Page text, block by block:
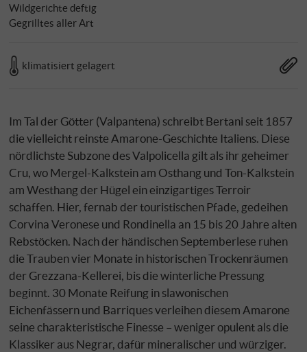
Wildgerichte deftig
Gegrilltes aller Art
klimatisiert gelagert
Im Tal der Götter (Valpantena) schreibt Bertani seit 1857
die vielleicht reinste Amarone-Geschichte Italiens. Diese
nördlichste Subzone des Valpolicella gilt als ihr geheimer
Cru, wo Mergel-Kalkstein am Osthang und Ton-Kalkstein
am Westhang der Hügel ein einzigartiges Terroir
schaffen. Hier, fernab der touristischen Pfade, gedeihen
Corvina Veronese und Rondinella an 15 bis 20 Jahre alten
Rebstöcken. Nach der händischen Septemberlese ruhen
die Trauben vier Monate in historischen Trockenräumen
der Grezzana-Kellerei, bis die winterliche Pressung
beginnt. 30 Monate Reifung in slawonischen
Eichenfässern und Barriques verleihen diesem Amarone
seine charakteristische Finesse – weniger opulent als die
Klassiker aus Negrar, dafür mineralischer und würziger.